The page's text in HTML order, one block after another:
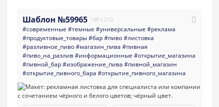
Шаблон №59965 148 x 210
#современные #темные #универсальные #реклама
#продуктовые_товары#бар#пиво#листовка
#разливное_пиво#магазин_пива #пивная
#пиво_на_разлив#информационные #открытие_магазина
#пивной_бар#изображение_пива #пивной_магазин
#открытие_пивного_бара #открытие_пивного_магазина